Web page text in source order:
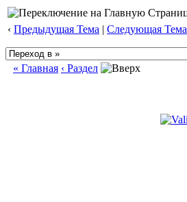
‹ Предыдущая Тема | Следующая Тема
« Главная ‹ Раздел